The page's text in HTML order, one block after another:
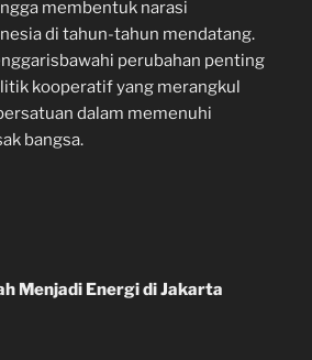
membentuk narasi
di tahun-tahun mendatang.
perubahan penting
kooperatif yang merangkul
dalam memenuhi
bangsa.
Menjadi Energi di Jakarta